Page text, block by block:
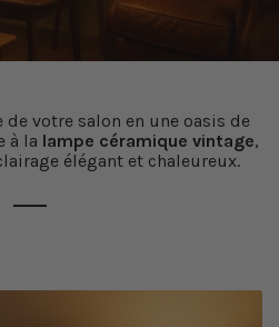
de votre salon en une oasis de
à la lampe céramique vintage,
élégant et chaleureux.